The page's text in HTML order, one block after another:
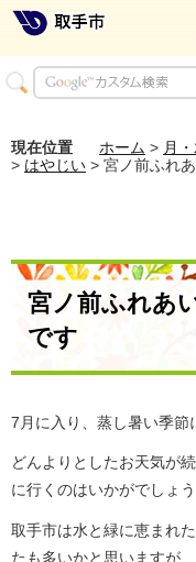
現在位置 ホーム > 月
> はやじい > 宮ノ前ふれ
宮ノ前ふれあ
です
7月に入り、蒸し暑い季節
どんよりとしたお天気が
に行くのはいかがでしょ
取手市は水と緑に恵まれ
たも多いかと思いますが